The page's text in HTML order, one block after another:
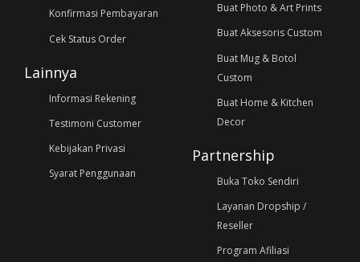
Konfirmasi Pembayaran
Cek Status Order
Lainnya
Informasi Rekening
Testimoni Customer
Kebijakan Privasi
Syarat Penggunaan
Buat Photo & Art Prints
Buat Aksesoris Custom
Buat Mug & Botol
Custom
Buat Home & Kitchen
Decor
Partnership
Buka Toko Sendiri
Layanan Dropship /
Reseller
Program Afiliasi